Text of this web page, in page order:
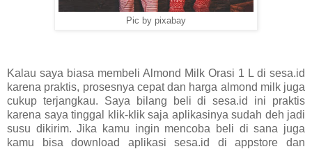
Pic by pixabay
Kalau saya biasa membeli Almond Milk Orasi 1 L di sesa.id
karena praktis, prosesnya cepat dan harga almond milk juga
cukup terjangkau. Saya bilang beli di sesa.id ini praktis
karena saya tinggal klik-klik saja aplikasinya sudah deh jadi
susu dikirim. Jika kamu ingin mencoba beli di sana juga
kamu bisa download aplikasi sesa.id di appstore dan